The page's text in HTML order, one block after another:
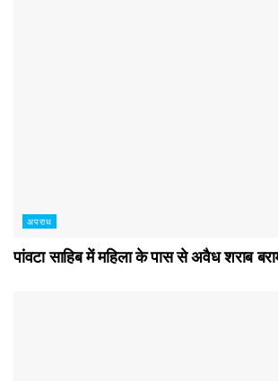
अपराध
पांवटा साहिब में महिला के पास से अवैध शराब